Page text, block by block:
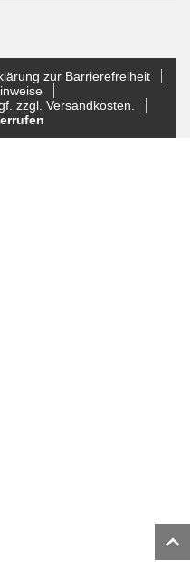
zur Barrierefreiheit
zzgl. Versandkosten.